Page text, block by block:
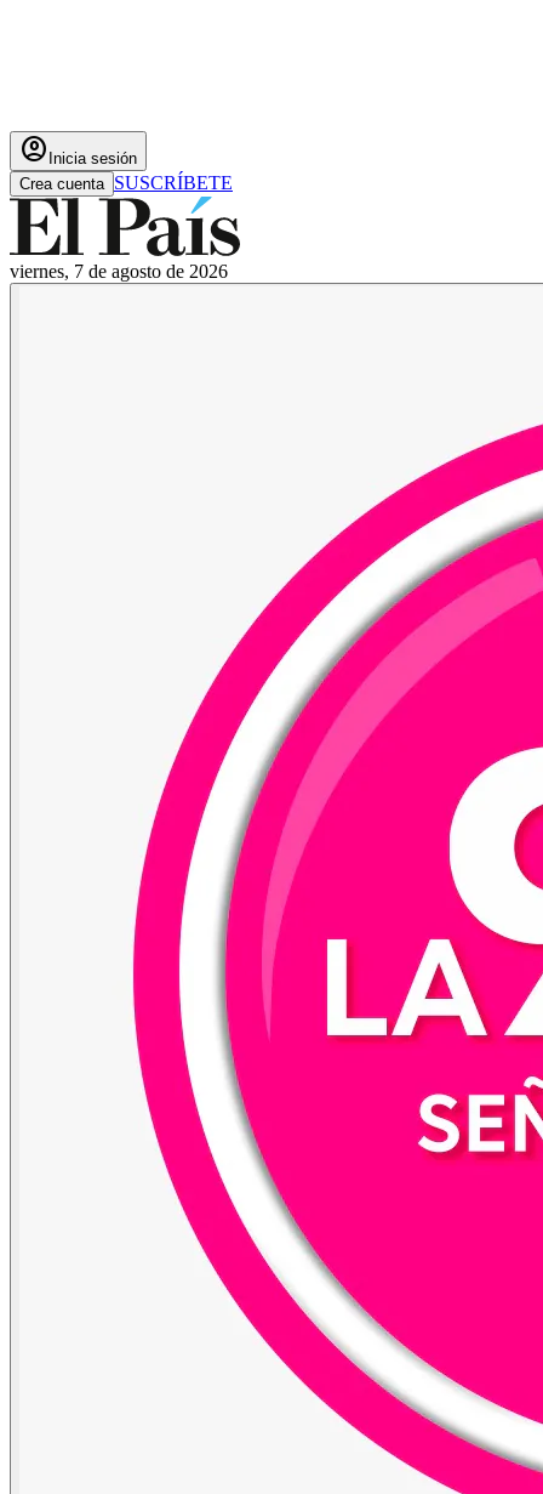
account_circle Inicia sesión
Crea cuenta SUSCRÍBETE
viernes, 7 de agosto de 2026